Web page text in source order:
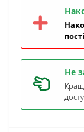
Не